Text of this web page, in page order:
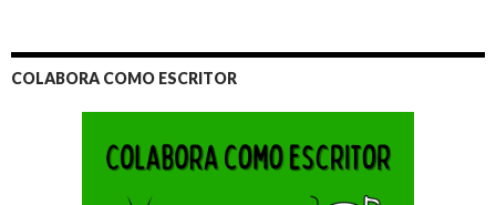
COLABORA COMO ESCRITOR